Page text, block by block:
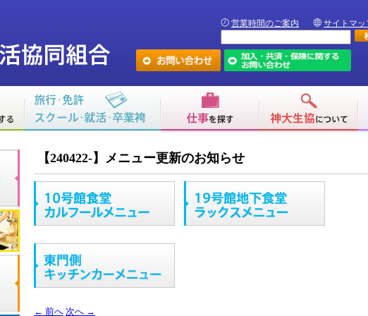
営業時間のご案内 サイトマッ
【240422-】メニュー更新のお知らせ
← 前へ 次へ →